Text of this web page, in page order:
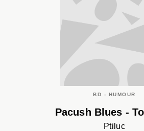
BD - HUMOUR
Pacush Blues -
Ptiluc